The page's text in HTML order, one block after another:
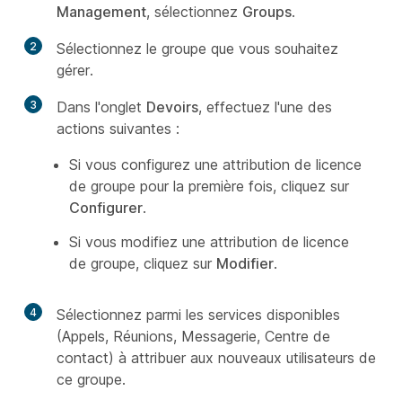
Management, sélectionnez Groups.
2
Sélectionnez le groupe que vous souhaitez
gérer.
3 Dans l'onglet Devoirs, effectuez l'une des
actions suivantes :
Si vous configurez une attribution de licence
de groupe pour la première fois, cliquez sur
Configurer.
Si vous modifiez une attribution de licence
de groupe, cliquez sur Modifier.
4
Sélectionnez parmi les services disponibles
(Appels, Réunions, Messagerie, Centre de
contact) à attribuer aux nouveaux utilisateurs de
ce groupe.